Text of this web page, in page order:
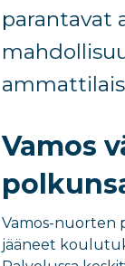
parantavat
Vamos
Vamos-nuorten
jääneet